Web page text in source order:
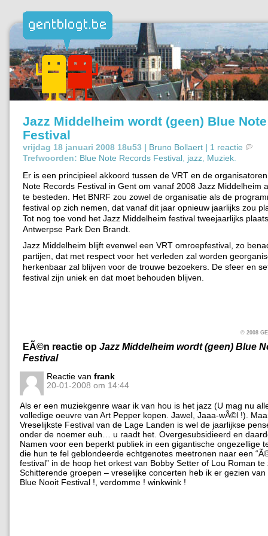
Jazz Middelheim wordt (geen) Blue
Festival
vrijdag 18 januari 2008 18u53 | Bruno Bollaert | 1 reactie
Trefwoorden: Blue Note Records Festival jazz Muziek
Er is een principieel akkoord tussen de VRT en de
Note Records Festival in Gent om vanaf 2008 Jazz Middelheim
te besteden. Het BNRF zou zowel de organisatie als de
festival op zich nemen, dat vanaf dit jaar opnieuw jaarlijks zou
Tot nog toe vond het Jazz Middelheim festival tweejaarlijks
Antwerpse Park Den Brandt.
Jazz Middelheim blijft evenwel een VRT omroepfestival, zo
partijen, dat met respect voor het verleden zal worden
herkenbaar zal blijven voor de trouwe bezoekers. De sfeer en
festival zijn uniek en dat moet behouden blijven.
© 2008
EÃ©n reactie op Jazz Middelheim wordt (geen) Blue
Festival
Reactie van frank
20-01-2008 om 14:44
Als er een muziekgenre waar ik van hou is het jazz (U mag nu
volledige oeuvre van Art Pepper kopen. Jawel, Jaaa-wÃ©l !).
Vreselijkste Festival van de Lage Landen is wel de jaarlijkse
onder de noemer euh… u raadt het. Overgesubsidieerd en
Namen voor een beperkt publiek in een gigantische ongezellige
die hun te fel geblondeerde echtgenotes meetronen naar een
festival” in de hoop het orkest van Bobby Setter of Lou Roman te
Schitterende groepen – vreselijke concerten heb ik er gezien van
Blue Nooit Festival !, verdomme ! winkwink !